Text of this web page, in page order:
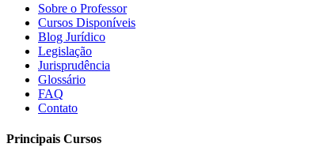
Sobre o Professor
Cursos Disponíveis
Blog Jurídico
Legislação
Jurisprudência
Glossário
FAQ
Contato
Principais Cursos